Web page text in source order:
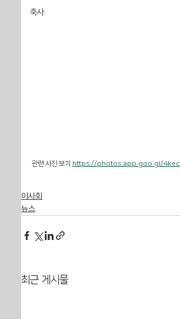
축사
관련 사진 보기 https://photos.app.goo.gl/
이사회
뉴스
최근 게시물